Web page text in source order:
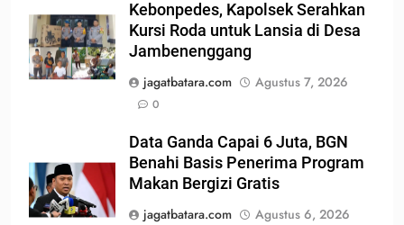
Kebonpedes, Kapolsek Serahkan
Kursi Roda untuk Lansia di Desa
Jambenenggang
jagatbatara.com
Agustus 7, 2026
0
Data Ganda Capai 6 Juta, BGN
Benahi Basis Penerima Program
Makan Bergizi Gratis
jagatbatara.com
Agustus 6, 2026